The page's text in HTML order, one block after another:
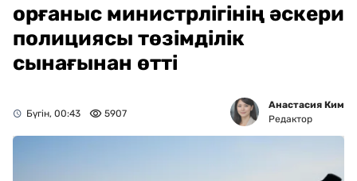
орғаныс министрлігінің әскери
полициясы төзімділік
сынағынан өтті
Бүгін, 00:43 5907
Анастасия Ким
Редактор